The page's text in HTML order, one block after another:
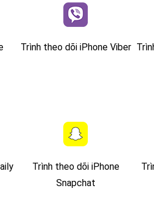
Trình theo dõi iPhone Viber
Trình theo dõi iPhone
Snapchat